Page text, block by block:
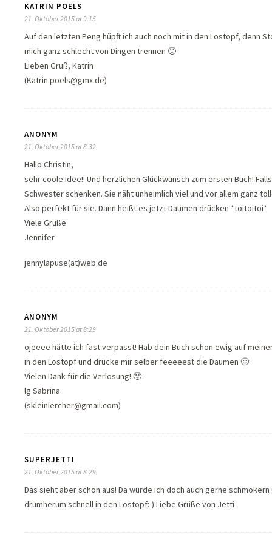
KATRIN POELS
21. Oktober 2015 at 9:15
Auf den letzten Peng hüpft ich auch noch mit in den Lostopf, denn
mich ganz schlecht von Dingen trennen 🙂
Lieben Gruß, Katrin
(Katrin.poels@gmx.de)
ANONYM
21. Oktober 2015 at 8:32
Hallo Christin,
sehr coole Idee!! Und herzlichen Glückwunsch zum ersten Buch!
Schwester schenken. Sie näht unheimlich viel und vor allem ganz
Also perfekt für sie. Dann heißt es jetzt Daumen drücken *toitoitoi*
Viele Grüße
Jennifer
jennylapuse(at)web.de
ANONYM
21. Oktober 2015 at 8:29
ojeeee hätte ich fast verpasst! Hab dein Buch schon ewig auf
in den Lostopf und drücke mir selber feeeeest die Daumen 🙂
Vielen Dank für die Verlosung! 🙂
lg Sabrina
(skleinlercher@gmail.com)
SUPERJETTI
21. Oktober 2015 at 8:29
Das sieht aber schön aus! Da würde ich doch auch gerne
drumherum schnell in den Lostopf:-) Liebe Grüße von Jetti